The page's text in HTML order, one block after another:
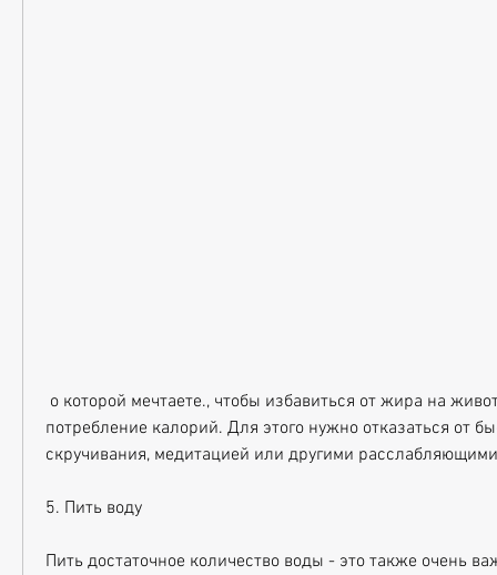
потребление калорий. Для этого нужно отказаться от
скручивания, медитацией или другими
5. Пить воду
Пить достаточное количество воды - это также очень